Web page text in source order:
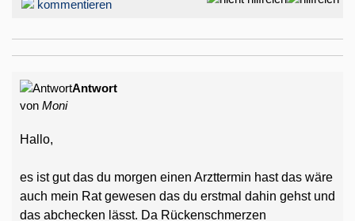
kommentieren
Antwort
von Moni
Hallo,
es ist gut das du morgen einen Arzttermin hast das wäre
auch mein Rat gewesen das du erstmal dahin gehst und
das abchecken lässt. Da Rückenschmerzen